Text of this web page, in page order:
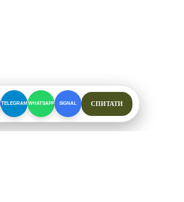
TELEGRAMWHATSAPP SIGNAL СПИТАТИ